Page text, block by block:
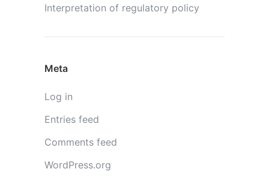
Interpretation of regulatory policy
Meta
Log in
Entries feed
Comments feed
WordPress.org